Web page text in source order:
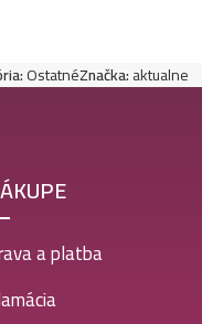
OstatnéZnačka:aktualne
a platba